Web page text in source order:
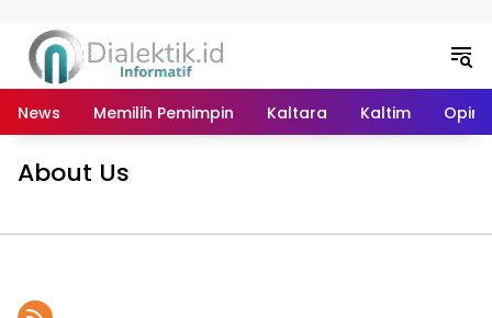
News Memilih Pemimpin Kaltara Kaltim Opini
About Us